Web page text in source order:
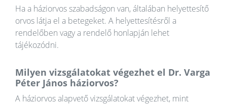
Ha a háziorvos szabadságon van, általában helyettesítő
orvos látja el a betegeket. A helyettesítésről a
rendelőben vagy a rendelő honlapján lehet
tájékozódni.
Milyen vizsgálatokat végezhet el Dr. Varga
Péter János háziorvos?
A háziorvos alapvető vizsgálatokat végezhet, mint